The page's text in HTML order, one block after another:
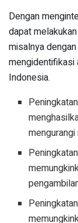
Dengan
dapat
misalnya
mengidentifikasi
Indonesia.